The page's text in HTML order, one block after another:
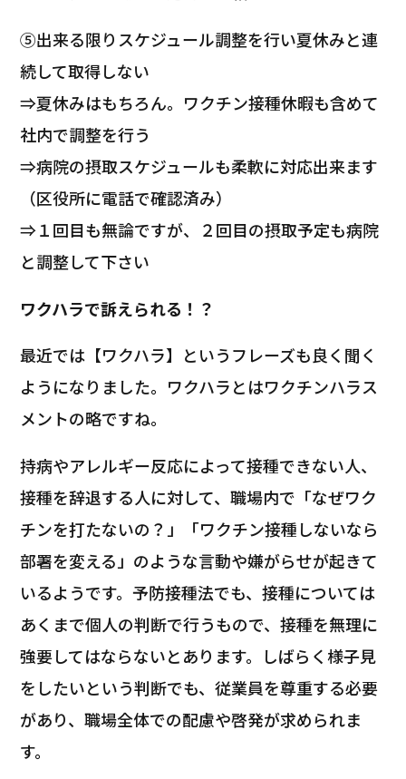
⑤出来る限りスケジュール調整を行い夏休みと連
続して取得しない
⇒夏休みはもちろん。ワクチン接種休暇も含めて
社内で調整を行う
⇒病院の摂取スケジュールも柔軟に対応出来ます
（区役所に電話で確認済み）
⇒１回目も無論ですが、２回目の摂取予定も病院
と調整して下さい
ワクハラで訴えられる！？
最近では【ワクハラ】というフレーズも良く聞く
ようになりました。ワクハラとはワクチンハラス
メントの略ですね。
持病やアレルギー反応によって接種できない人、
接種を辞退する人に対して、職場内で「なぜワク
チンを打たないの？」「ワクチン接種しないなら
部署を変える」のような言動や嫌がらせが起きて
いるようです。予防接種法でも、接種については
あくまで個人の判断で行うもので、接種を無理に
強要してはならないとあります。しばらく様子見
をしたいという判断でも、従業員を尊重する必要
があり、職場全体での配慮や啓発が求められま
す。